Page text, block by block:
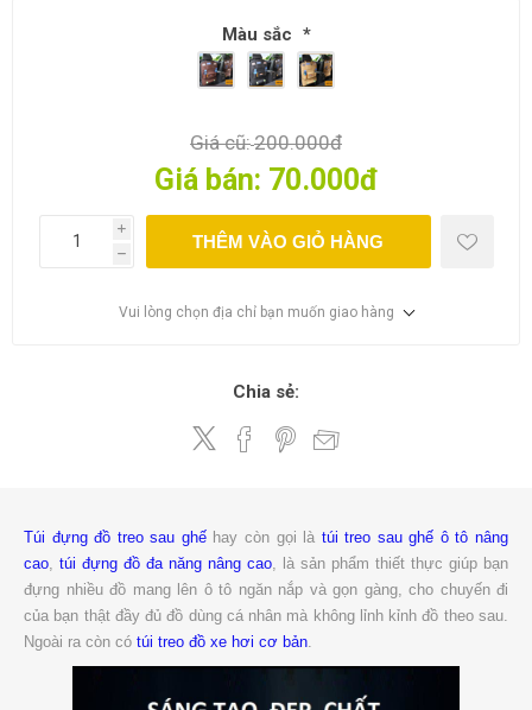
Màu sắc *
Giá cũ:200.000đ
Giá bán: 70.000đ
i
h
THÊM VÀO GIỎ HÀNG
Vui lòng chọn địa chỉ bạn muốn giao hàng
Chia sẻ:
Túi đựng đồ treo sau ghếhay còn gọi là túi treo sau ghế ô tô nâng
cao túi đựng đồ đa năng nâng cao , là sản phẩm thiết thực giúp bạn
đựng nhiều đồ mang lên ô tô ngăn nắp và gọn gàng, cho chuyến đi
của bạn thật đầy đủ đồ dùng cá nhân mà không lỉnh kỉnh đồ theo sau.
Ngoài ra còn có túi treo đồ xe hơi cơ bản